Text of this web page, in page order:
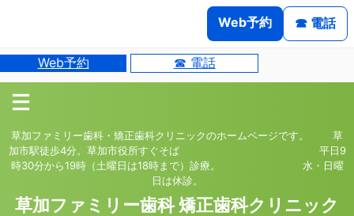
Web予約 ☎ 電話
Web予約 ☎ 電話
草加ファミリー歯科・矯正歯科クリニックのホームページです。 草
加市駅徒歩4分。草加市役所すぐそば 平日9
時30分から19時（土曜日は18時まで）診療。 水・日曜
日は休診。
草加ファミリー歯科 矯正歯科クリニック